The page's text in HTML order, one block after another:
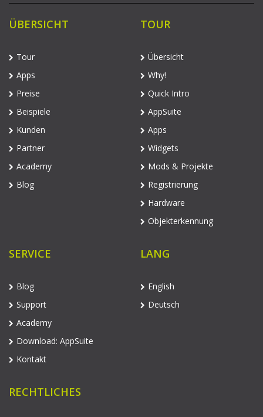
ÜBERSICHT
Tour
Apps
Preise
Beispiele
Kunden
Partner
Academy
Blog
TOUR
Übersicht
Why!
Quick Intro
AppSuite
Apps
Widgets
Mods & Projekte
Registrierung
Hardware
Objekterkennung
SERVICE
Blog
Support
Academy
Download: AppSuite
Kontakt
LANG
English
Deutsch
RECHTLICHES